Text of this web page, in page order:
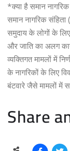
*क्या है समान
समान नागरिक
समुदाय के लोगों के
और जाति का अलग
व्यक्तिगत मामलों में
के नागरिकों के लिए
बंटवारे जैसे मामलों में
Share